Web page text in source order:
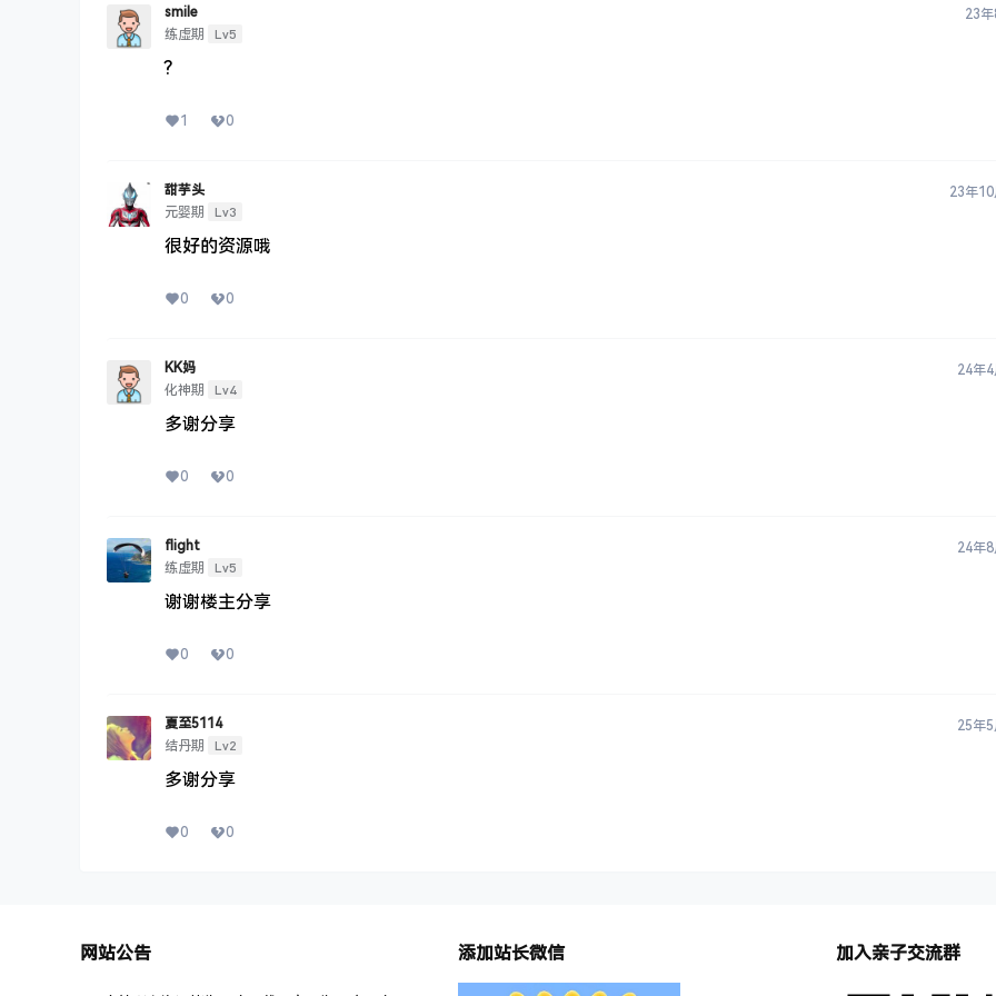
smile
练虚期
Lv5
23年
?
1 0
甜芋头
元婴期
Lv3
23年10
很好的资源哦
0 0
KK妈
化神期
Lv4
24年4
多谢分享
0 0
flight
练虚期
Lv5
24年8
谢谢楼主分享
0 0
夏至5114
结丹期
Lv2
25年5
多谢分享
0 0
网站公告 添加站长微信 加入亲子交流群